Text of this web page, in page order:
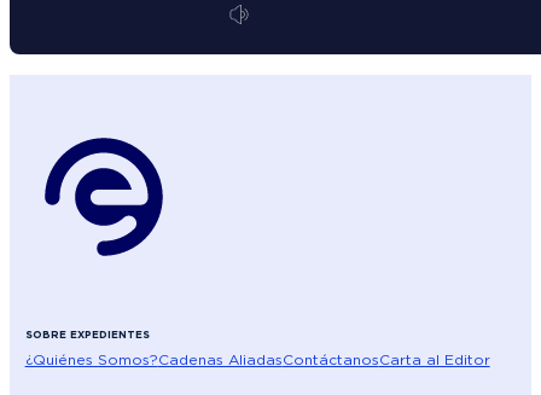
SOBRE EXPEDIENTES
¿Quiénes Somos?Cadenas AliadasContáctanosCarta al Editor